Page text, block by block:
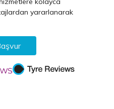
yararlanarak